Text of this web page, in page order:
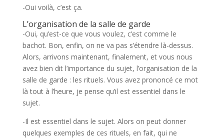
-Oui voilà, c’est ça.
L’organisation de la salle de garde
-Oui, qu’est-ce que vous voulez, c’est comme le
bachot. Bon, enfin, on ne va pas s’étendre là-dessus.
Alors, arrivons maintenant, finalement, et vous nous
avez bien dit l’importance du sujet, l’organisation de la
salle de garde : les rituels. Vous avez prononcé ce mot
là tout à l’heure, je pense qu’il est essentiel dans le
sujet.
-Il est essentiel dans le sujet. Alors on peut donner
quelques exemples de ces rituels, en fait, qui ne